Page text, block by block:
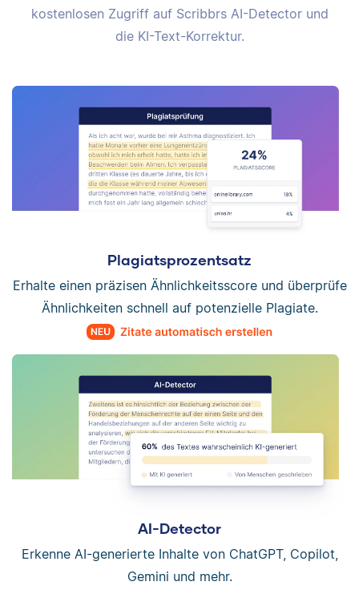
kostenlosen Zugriff auf Scribbrs AI-Detector und
die KI-Text-Korrektur.
Plagiatsprozentsatz
Erhalte einen präzisen Ähnlichkeitsscore und überprüfe
Ähnlichkeiten schnell auf potenzielle Plagiate.
AI-Detector
Erkenne AI-generierte Inhalte von ChatGPT, Copilot,
Gemini und mehr.